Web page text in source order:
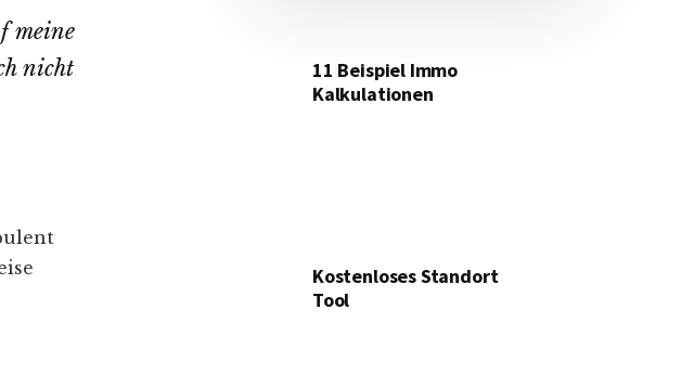
meine
nicht
11 Beispiel Immo
Kalkulationen
Kostenloses Standort
Tool